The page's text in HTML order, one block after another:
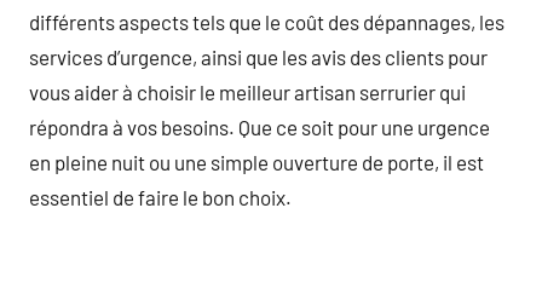
différents aspects tels que le coût des dépannages, les
services d’urgence, ainsi que les avis des clients pour
vous aider à choisir le meilleur artisan serrurier qui
répondra à vos besoins. Que ce soit pour une urgence
en pleine nuit ou une simple ouverture de porte, il est
essentiel de faire le bon choix.